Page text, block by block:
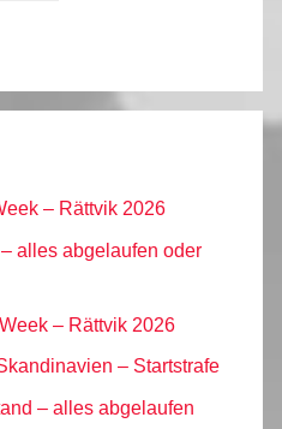
– Rättvik 2026
alles abgelaufen oder
– Rättvik 2026
– Startstrafe
– alles abgelaufen